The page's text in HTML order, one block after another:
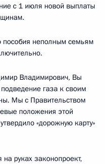
с 1 июля новой выплаты
неполным семьям
Владимирович, Вы
газа к своим
Мы с Правительством
положения этой
«дорожную карту»
руках законопроект,